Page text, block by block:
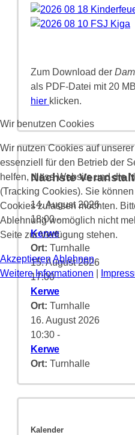
Zum Download der
als PDF-Datei mit 20
hier klicken.
Nächste
14. August 2026
18:00-
Kerwe
Ort: Turnhalle
15. August 2026
17:00-
Kerwe
Ort: Turnhalle
16. August 2026
10:30 -
Kerwe
Ort: Turnhalle
Kalender
Wir benutzen Cookies
Wir nutzen Cookies auf
essenziell für den Betrieb der
helfen, diese Website und die
(Tracking Cookies). Sie
Cookies zulassen möchten.
Ablehnung womöglich nicht
Seite zur Verfügung stehen.
Akzeptieren Ablehnen
Weitere Informationen